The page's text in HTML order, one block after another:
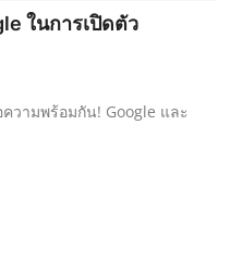
ในการเปิดตัว
วามพร้อมกัน! Google และ